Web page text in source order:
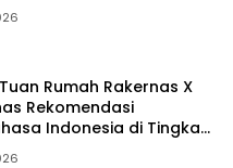
Rumah Rakernas X
Rekomendasi
Indonesia di Tingkat